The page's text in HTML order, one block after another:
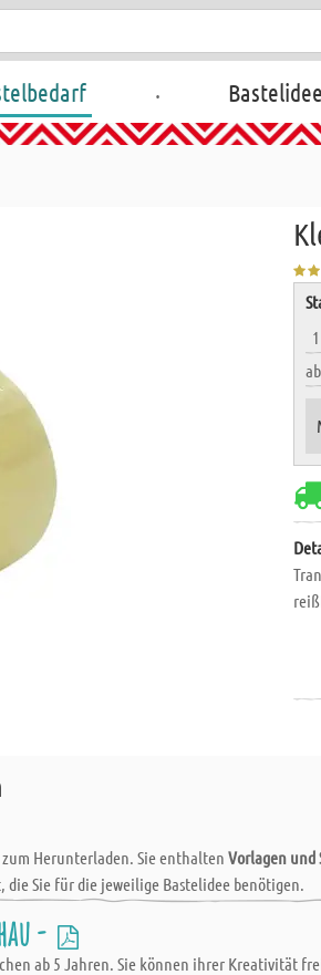
.
1
ab
Herunterladen. Sie enthalten Vorlagen
Sie für die jeweilige Bastelidee benötigen.
Holzleisten, Holzbrettchen, Metallplatten.
Aufwand einen Baumarkt oder eine
-
ab 5 Jahren. Sie können ihrer Kreativität